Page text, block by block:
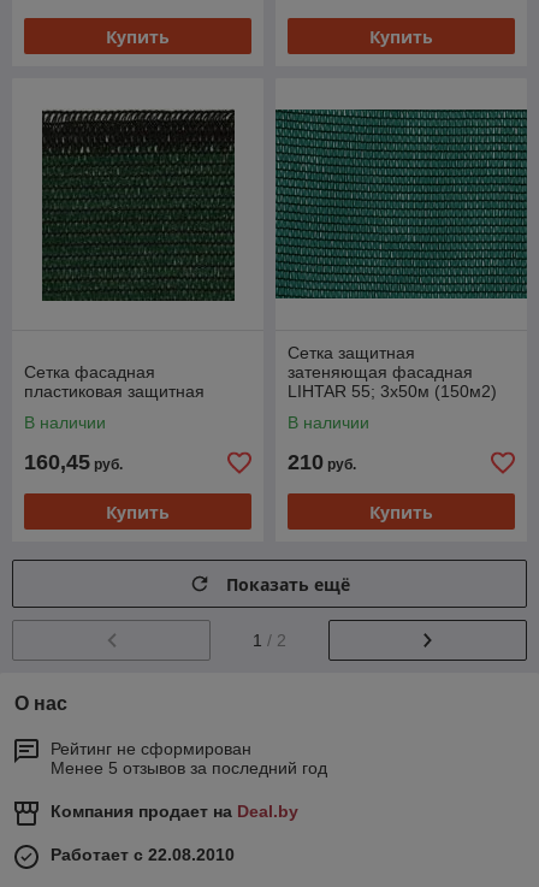
Купить Купить
Сетка фасадная
пластиковая защитная
В наличии
160,45 руб.
Купить
Сетка защитная
затеняющая фасадная
LIHTAR 55; 3х50м (150м2)
В наличии
210 руб.
Купить
Показать ещё
1 / 2
О нас
Рейтинг не сформирован
Менее 5 отзывов за последний год
Компания продает на Deal.by
Работает с 22.08.2010